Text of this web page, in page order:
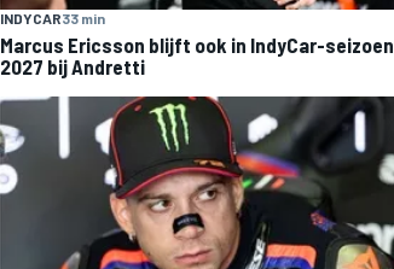
INDYCAR33 min
Marcus Ericsson blijft ook in IndyCar-seizoen
2027 bij Andretti